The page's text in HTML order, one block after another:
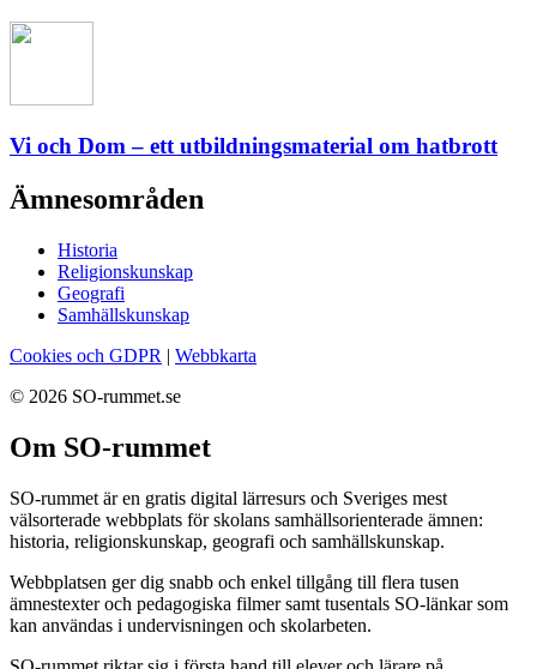
Vi och Dom – ett utbildningsmaterial om hatbrott
Ämnesområden
Historia
Religionskunskap
Geografi
Samhällskunskap
Cookies och GDPR | Webbkarta
© 2026 SO-rummet.se
Om SO-rummet
SO-rummet är en gratis digital lärresurs och Sveriges mest
välsorterade webbplats för skolans samhällsorienterade ämnen:
historia, religionskunskap, geografi och samhällskunskap.
Webbplatsen ger dig snabb och enkel tillgång till flera tusen
ämnestexter och pedagogiska filmer samt tusentals SO-länkar som
kan användas i undervisningen och skolarbeten.